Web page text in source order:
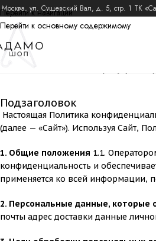
Перейти к навигации
Перейти к основному содержимому
ул. Сущевский Вал, д. 5, стр. 1 ТК
Политика
Подзаголовок
Настоящая Политика
(далее — «Сайт»). Используя Сайт,
1. Общие положения 1.1.
конфиденциальность и
применяется ко всей информации,
2. Персональные данные, которые
почты адрес доставки данные